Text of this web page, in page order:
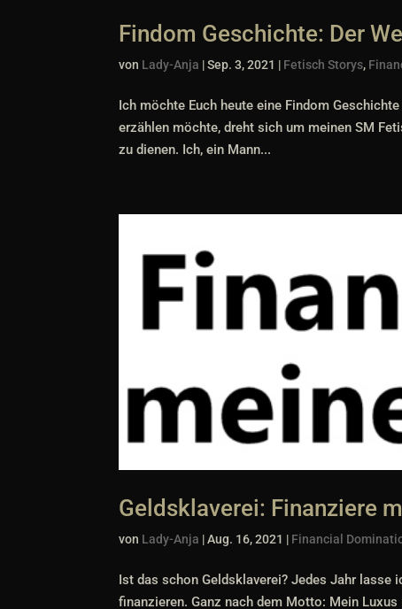
Findom Geschichte: Der
von Lady-Anja |Sep. 3, 2021 | Fetisch Storys,
Ich möchte Euch heute eine Findom
erzählen möchte, dreht sich um meinen SM
zu dienen. Ich, ein Mann...
Geldsklaverei: Finanziere
von Lady-Anja |Aug. 16, 2021 | Financial
Ist das schon Geldsklaverei? Jedes Jahr lasse
finanzieren. Ganz nach dem Motto: Mein